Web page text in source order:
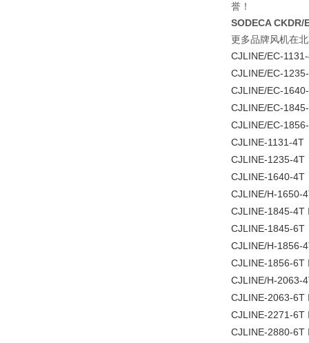
誉！
SODECA CKDR/
更多品牌风机在
CJLINE/EC-
CJLINE/EC-
CJLINE/EC-
CJLINE/EC-
CJLINE/EC-
CJLINE-1131-4T
CJLINE-1235-4T
CJLINE-1640-4T
CJLINE/H-1650-
CJLINE-1845-4T
CJLINE-1845-6T
CJLINE/H-1856-
CJLINE-1856-6T
CJLINE/H-2063-
CJLINE-2063-6T
CJLINE-2271-6T
CJLINE-2880-6T